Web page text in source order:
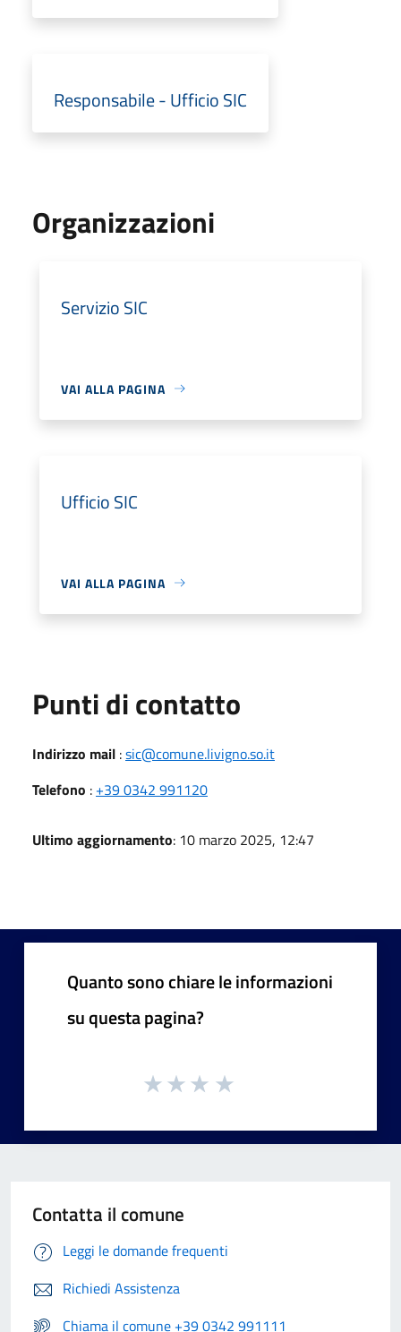
Responsabile - Ufficio SIC
Organizzazioni
Servizio SIC
VAI ALLA PAGINA
Ufficio SIC
VAI ALLA PAGINA
Punti di contatto
Indirizzo mail :sic@comune.livigno.so.it
Telefono : +39 0342 991120
Ultimo aggiornamento: 10 marzo 2025, 12:47
Quanto sono chiare le informazioni
su questa pagina?
Contatta il comune
Leggi le domande frequenti
Richiedi Assistenza
Chiama il comune +39 0342 991111